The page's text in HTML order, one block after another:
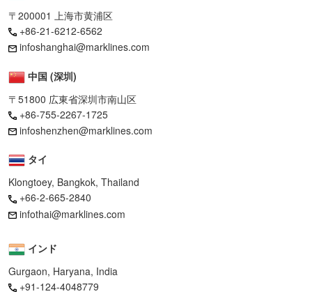
〒200001 上海市黄浦区
+86-21-6212-6562
infoshanghai@marklines.com
中国 (深圳)
〒51800 広東省深圳市南山区
+86-755-2267-1725
infoshenzhen@marklines.com
タイ
Klongtoey, Bangkok, Thailand
+66-2-665-2840
infothai@marklines.com
インド
Gurgaon, Haryana, India
+91-124-4048779